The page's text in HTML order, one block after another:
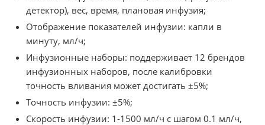
детектор), вес, время, плановая инфузия;
Отображение показателей инфузии: капли в
минуту, мл/ч;
Инфузионные наборы: поддерживает 12 брендов
инфузионных наборов, после калибровки
точность вливания может достигать ±5%;
Точность инфузии: ±5%;
Скорость инфузии: 1-1500 мл/ч с шагом 0.1 мл/ч,